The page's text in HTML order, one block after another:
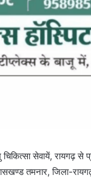
सेवायें, रायगढ़ से
तमनार, जिला-